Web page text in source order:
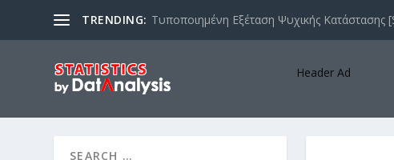
TRENDING: Τυποποιημένη Εξέταση Ψυχικής Κατάστασης
Header Ad